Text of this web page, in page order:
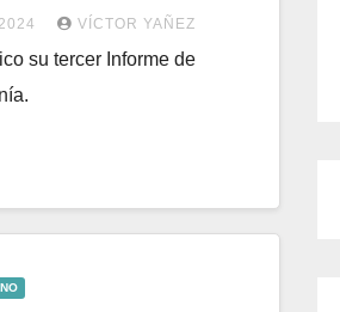
VÍCTOR YAÑEZ
su tercer Informe de